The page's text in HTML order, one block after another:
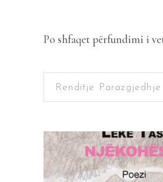
Po shfaqet përfundimi i
Renditje Parazgjedhje